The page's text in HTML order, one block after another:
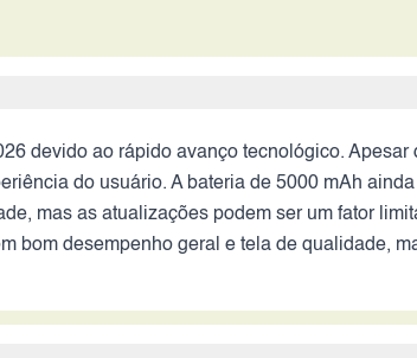
devido ao rápido avanço tecnológico. Apesar
do usuário. A bateria de 5000 mAh
mas as atualizações podem ser um fator
bom desempenho geral e tela de qualidade,